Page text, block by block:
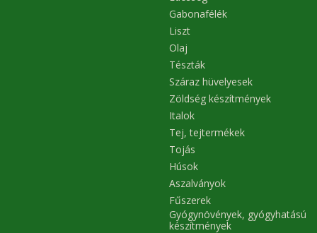
Gabonafélék
Liszt
Olaj
Tészták
Száraz hüvelyesek
Zöldség készítmények
Italok
Tej, tejtermékek
Tojás
Húsok
Aszalványok
Fűszerek
Gyógynövények, gyógyhatású
készítmények